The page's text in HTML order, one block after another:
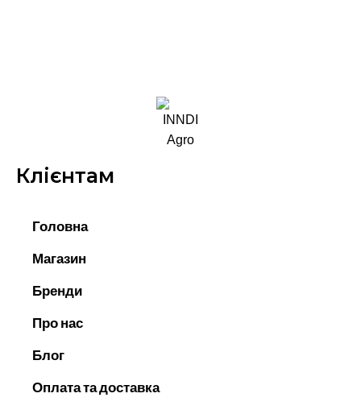
Клієнтам
Головна
Магазин
Бренди
Про нас
Блог
Оплата та доставка